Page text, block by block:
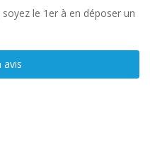
le 1er à en déposer un
avis